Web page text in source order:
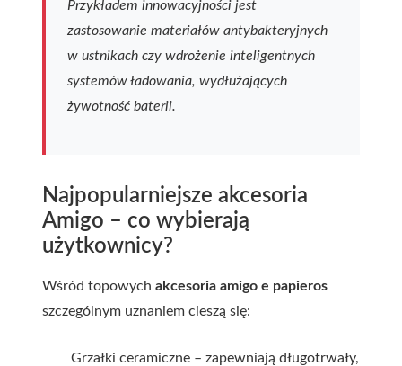
Przykładem innowacyjności jest
zastosowanie materiałów antybakteryjnych
w ustnikach czy wdrożenie inteligentnych
systemów ładowania, wydłużających
żywotność baterii.
Najpopularniejsze akcesoria
Amigo – co wybierają
użytkownicy?
Wśród topowych akcesoria amigo e papieros
szczególnym uznaniem cieszą się:
Grzałki ceramiczne – zapewniają długotrwały,